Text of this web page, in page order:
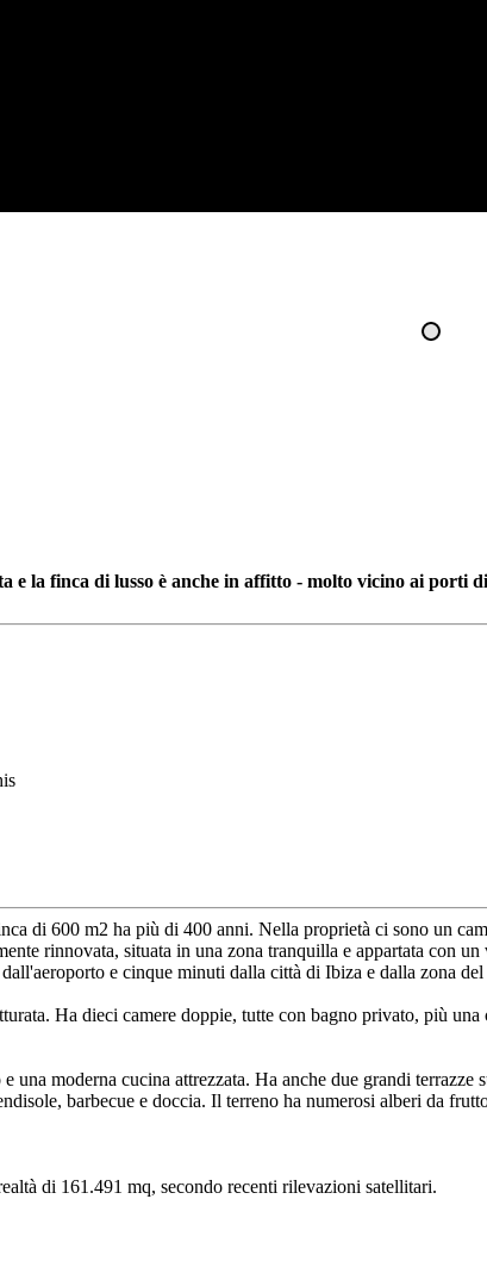
e la finca di lusso è anche in affitto - molto vicino ai
di 600 m2 ha più di 400 anni. Nella proprietà ci sono un
rinnovata, situata in una zona tranquilla e appartata con
e cinque minuti dalla città di Ibiza e dalla zona del
Ha dieci camere doppie, tutte con bagno privato, più
moderna cucina attrezzata. Ha anche due grandi
barbecue e doccia. Il terreno ha numerosi alberi da
di 161.491 mq, secondo recenti rilevazioni satellitari.